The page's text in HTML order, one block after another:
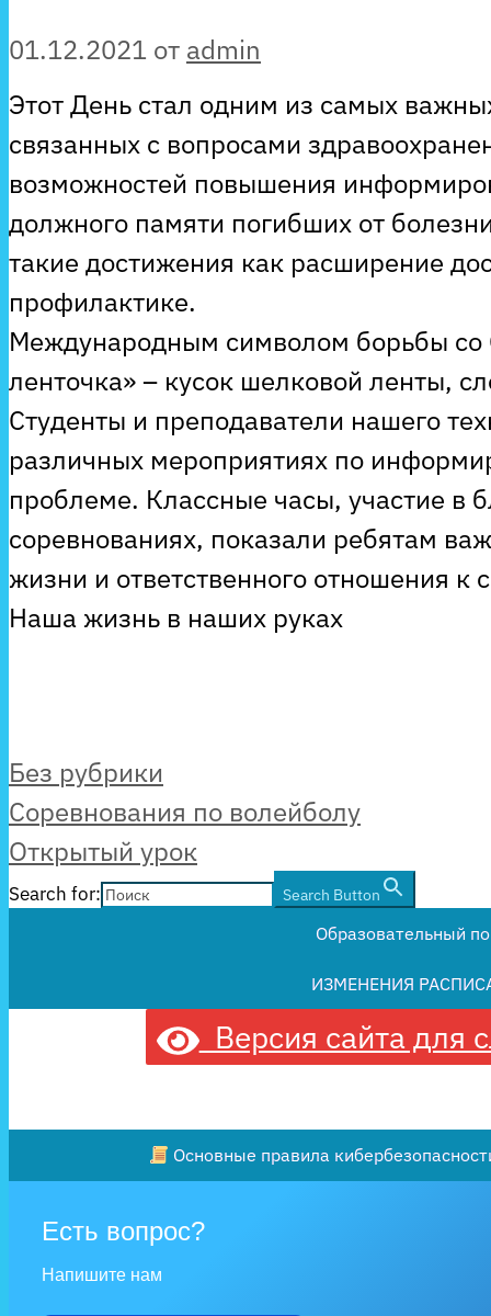
01.12.2021 от admin
Этот День стал одним из самых
связанных с вопросами
возможностей повышения
должного памяти погибших от
такие достижения как расширение
профилактике.
Международным символом борьбы со
ленточка» – кусок шелковой ленты,
Студенты и преподаватели нашего
различных мероприятиях по
проблеме. Классные часы, участие в
соревнованиях, показали ребятам
жизни и ответственного отношения к
Наша жизнь в наших руках
Рубрики
Без рубрики
Соревнования по волейболу
Открытый урок
Search for: Search Button
Образовательный
ИЗМЕНЕНИЯ
Версия сайта для
Основные правила
Есть вопрос?
Напишите нам